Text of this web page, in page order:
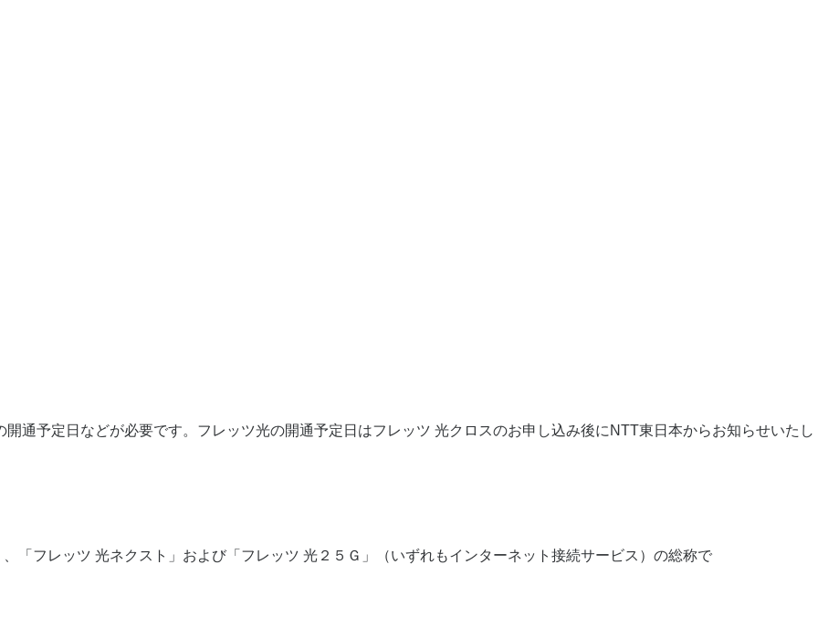
通予定日などが必要です。フレッツ光の開通予定日はフレッツ 光クロスのお申し込み後にNTT東日本からお知らせいたし
「フレッツ 光ネクスト」および「フレッツ 光２５Ｇ」（いずれもインターネット接続サービス）の総称で